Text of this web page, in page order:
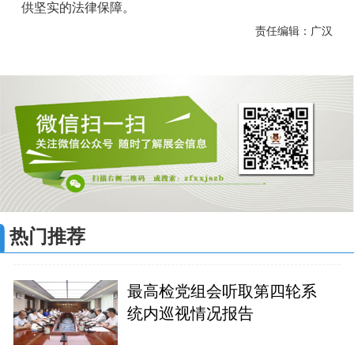
供坚实的法律保障。
责任编辑：广汉
热门推荐
最高检党组会听取第四轮系
统内巡视情况报告